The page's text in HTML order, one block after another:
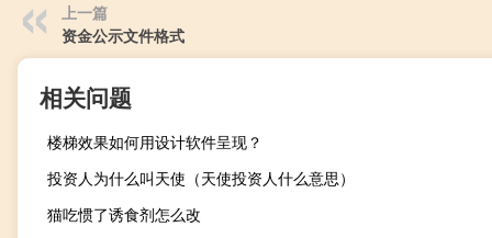
上一篇
资金公示文件格式
相关问题
楼梯效果如何用设计软件呈现？
投资人为什么叫天使（天使投资人什么意思）
猫吃惯了诱食剂怎么改